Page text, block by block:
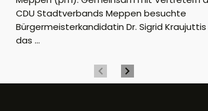
CDU Stadtverbands Meppen besuchte
Bürgermeisterkandidatin Dr. Sigrid Kraujuttis
das ...